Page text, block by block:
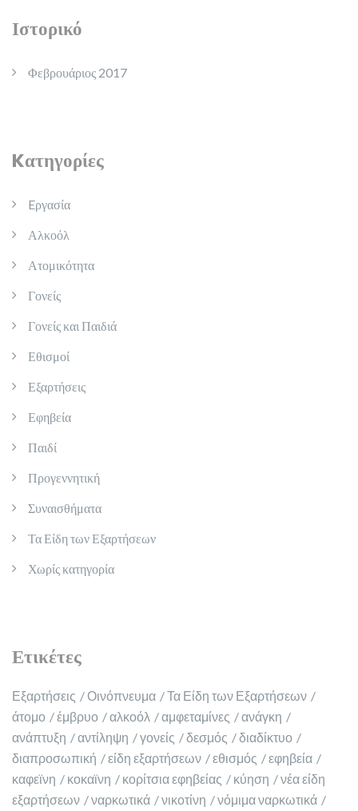
Ιστορικό
Φεβρουάριος 2017
Kατηγορίες
Eργασία
Αλκοόλ
Ατομικότητα
Γονείς
Γονείς και Παιδιά
Εθισμοί
Εξαρτήσεις
Εφηβεία
Παιδί
Προγεννητική
Συναισθήματα
Τα Είδη των Εξαρτήσεων
Χωρίς κατηγορία
Ετικέτες
Εξαρτήσεις Οινόπνευμα
Τα Είδη των Εξαρτήσεων
άτομο
έμβρυο αλκοόλ αμφεταμίνες
ανάγκη
ανάπτυξη
αντίληψη γονείς δεσμός
διαδίκτυο
διαπροσωπική
είδη εξαρτήσεων εθισμός
εφηβεία
καφεϊνη
κοκαϊνη κορίτσια εφηβείας κύηση
νέα είδη
εξαρτήσεων
ναρκωτικά νικοτίνη
νόμιμα ναρκωτικά